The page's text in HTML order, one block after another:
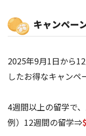
キャンペー
2025年9月1日から
したお得なキャンペ
4週間以上の留学で
例）12週間の留学⇒